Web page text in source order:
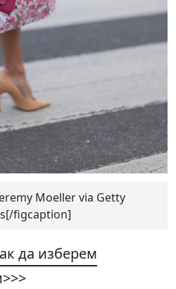
Moeller via Getty
figcaption]
да изберем